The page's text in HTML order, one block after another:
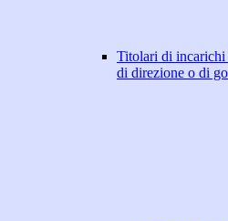
Titolari di
di direzione o di